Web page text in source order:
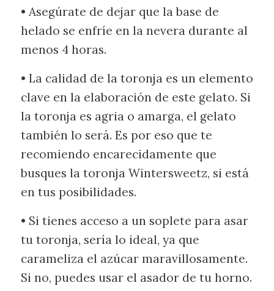
• Asegúrate de dejar que la base de
helado se enfríe en la nevera durante al
menos 4 horas.
• La calidad de la toronja es un elemento
clave en la elaboración de este gelato. Si
la toronja es agria o amarga, el gelato
también lo será. Es por eso que te
recomiendo encarecidamente que
busques la toronja Wintersweetz, si está
en tus posibilidades.
• Si tienes acceso a un soplete para asar
tu toronja, sería lo ideal, ya que
carameliza el azúcar maravillosamente.
Si no, puedes usar el asador de tu horno.